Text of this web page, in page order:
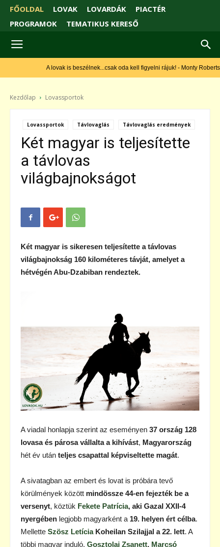
FŐOLDAL LOVAK LOVARDÁK
PIACTÉR
PROGRAMOK
TEMATIKUS KERESŐ
A lovak is beszélnek...csak oda kell figyelni rájuk! - Monty Roberts
Kezdőlap Lovassportok
Lovassportok Távlovaglás Távlovaglás eredmények
Két magyar is teljesítette
a távlovas
világbajnokságot
Két magyar is sikeresen teljesítette a távlovas
világbajnokság 160 kilométeres távját, amelyet a
hétvégén Abu-Dzabiban rendeztek.
A viadal honlapja szerint az eseményen 37 ország 128
lovasa és párosa vállalta a kihívást, Magyarország
hét év után teljes csapattal képviseltette magát.
A sivatagban az embert és lovat is próbára tevő
körülmények között mindössze 44-en fejezték be a
versenyt, köztük Fekete Patrícia, aki Gazal XXII-4
nyergében legjobb magyarként a 19. helyen ért célba.
Mellette Szösz LetíciaKoheilan Szilajjal a 22. lett. A
többi magyar induló, Gosztolai Zsanett, Marcsó